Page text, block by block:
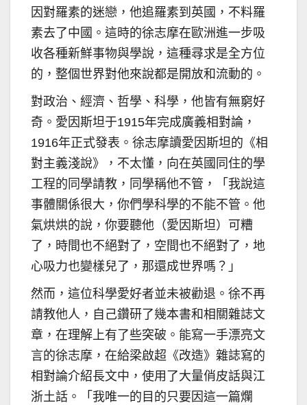
因對羅素的迷戀，他追羅素到英國，不料羅
素去了中國。這時的徐志摩在歐洲進一步吸
收各種新鮮事物與學說，這種尋求是全方位
的，整個世界對他來說都是開放和流動的。
對政治、經濟、哲學、科學，他皆有無窮好
奇。愛因斯坦于1915年完成廣義相對論，
1916年正式發表。徐志摩讀愛因斯坦的《相
對主義淺說》，不太懂，向在英國同住的學
工程的同學請教，同學稱他不管，「我說這
事體關係很大，你們學科學的不能不管。他
氣烘烘的說，你要聽他（愛因斯坦）可糟
了，時間也不絕對了，空間也不絕對了，地
心吸力也變樣兒了，那還成世界嗎？」
然而，這位科學愛好者並未被勸退。徐不再
請教他人，自己鑽研了幾本書和相關雜誌文
章，在理解上有了些突破。能寫一手漂亮文
言的徐志摩，在給梁啟超《改造》雜誌寫的
相對論介紹長文中，使用了大量俏皮話與江
浙土話。「我唯一的目的只要因這一篇爛